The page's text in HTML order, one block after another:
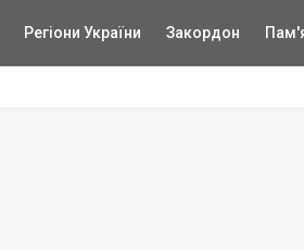
Регіони України Закордон